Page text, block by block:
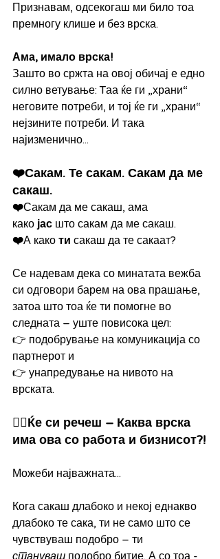
Признавам, одсекогаш ми било тоа
премногу клише и без врска.
Ама, имало врска!
Зашто во сржта на овој обичај е едно
силно ветување: Tаа ќе ги „храни“
неговите потреби, и тој ќе ги „храни“
нејзините потреби. И така
најизменично...
❤️Сакам. Те сакам. Сакам да ме
сакаш.
❤️Сакам да ме сакаш, ама
како јас што сакам да ме сакаш.
❤️А како ти сакаш да те сакаат?
Се надевам дека со минатата вежба
си одговори барем на ова прашање,
затоа што тоа ќе ти помогне во
следната – уште повисока цел:
👉 подобрување на комуникација со
партнерот и
👉 унапредување на нивото на
врската.
🤷‍♂️Ќе си речеш – Каква врска
има ова со работа и бизнисот?!
Можеби најважната...
Кога сакаш длабоко и некој еднакво
длабоко те сака, ти не само што се
чувствуваш подобро – ти
стануваш подобро битие. А со тоа -